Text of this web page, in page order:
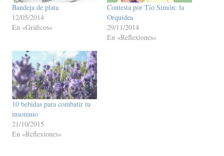
Bandeja de plata
12/05/2014
En «Gráficos»
Contesta por Tío Simón: la
Orquídea
29/11/2014
En «Reflexiones»
10 bebidas para combatir tu
insomnio
21/10/2015
En «Reflexiones»